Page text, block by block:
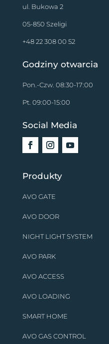
ul. Bukowa 2
05-850 Szeligi
+48 22 308 00 52
Godziny otwarcia
Pon.-Czw. 08:30-17:00
Pt. 09:00-15:00
Social Media
Produkty
AVO GATE
AVO DOOR
NIGHT LIGHT SYSTEM
AVO PARK
AVO ACCESS
AVO LOADING
SMART HOME
AVO GAS CONTROL